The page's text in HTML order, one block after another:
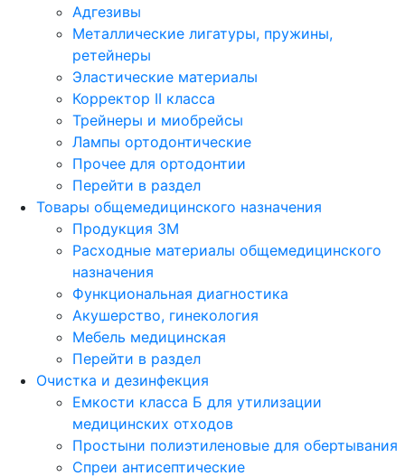
Адгезивы
Металлические лигатуры, пружины,
ретейнеры
Эластические материалы
Корректор II класса
Трейнеры и миобрейсы
Лампы ортодонтические
Прочее для ортодонтии
Перейти в раздел
Товары общемедицинского назначения
Продукция 3М
Расходные материалы общемедицинского
назначения
Функциональная диагностика
Акушерство, гинекология
Мебель медицинская
Перейти в раздел
Очистка и дезинфекция
Емкости класса Б для утилизации
медицинских отходов
Простыни полиэтиленовые для обертывания
Спреи антисептические